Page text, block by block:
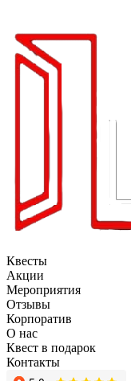
Квесты
Акции
Мероприятия
Отзывы
Корпоратив
О нас
Квест в подарок
Контакты